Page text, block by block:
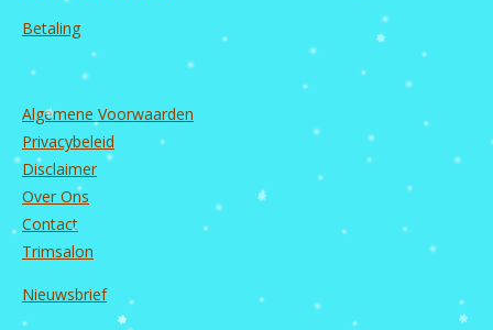
Betaling
Algemene Voorwaarden
Privacybeleid
Disclaimer
Over Ons
Contact
Trimsalon
Nieuwsbrief